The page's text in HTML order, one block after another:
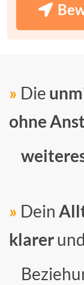
» Die
ohne
» Dein
klarerund